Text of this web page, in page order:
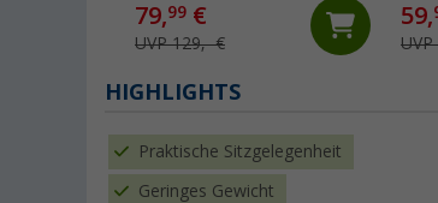
79,99 €
UVP 129,- €
59,
HIGHLIGHTS
Praktische Sitzgelegenheit
Geringes Gewicht